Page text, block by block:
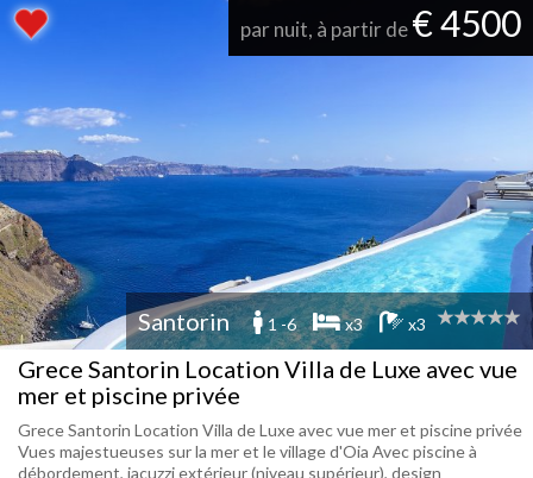
par nuit, à partir de€ 4500
Santorin 1 -6 x3 x3
Grece Santorin Location Villa de Luxe avec vue
mer et piscine privée
Grece Santorin Location Villa de Luxe avec vue mer et piscine privée
Vues majestueuses sur la mer et le village d'Oia Avec piscine à
débordement, jacuzzi extérieur (niveau supérieur), design